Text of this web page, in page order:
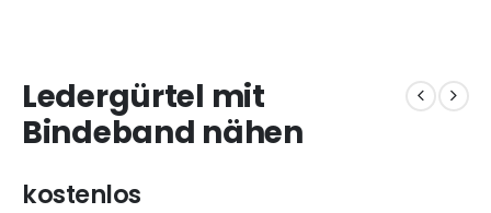
Ledergürtel mit
Bindeband nähen
kostenlos